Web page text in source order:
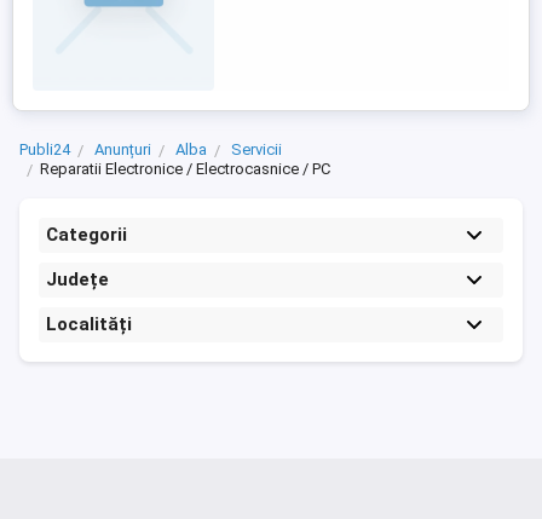
Publi24 Anunțuri Alba
Servicii
Reparatii Electronice / Electrocasnice / PC
Categorii
Județe
Localități